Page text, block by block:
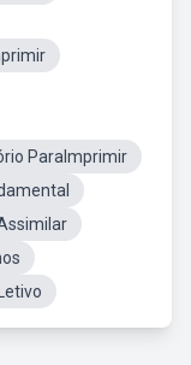
ParaImprimir